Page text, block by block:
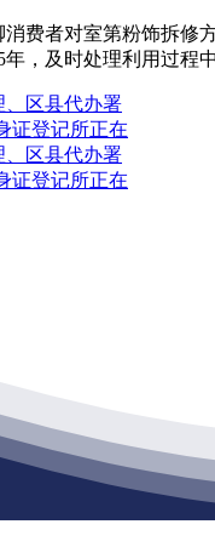
者对室第粉饰拆修
，及时处理利用过
、区县代办署
证登记所正在
、区县代办署
证登记所正在